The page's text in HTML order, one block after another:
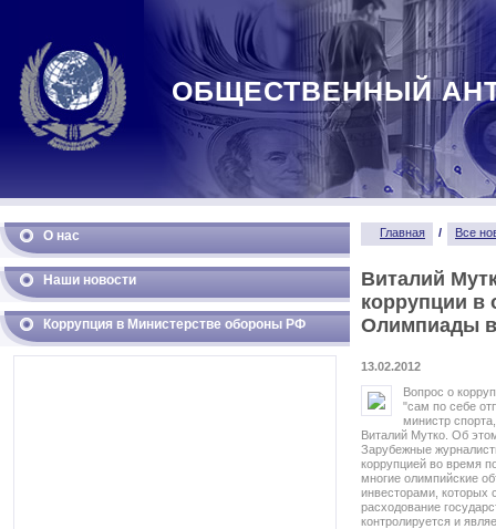
ОБЩЕСТВЕННЫЙ
О нас
Наши новости
Коррупция в Министерстве обороны РФ
Главная / Все
Виталий
коррупции в
Олимпиады
13.02.2012
Вопрос о
"сам по себе
министр
Виталий Мутко. Об
Зарубежные
коррупцией во время
многие олимпийские
инвесторами, которых
расходование
контролируется и